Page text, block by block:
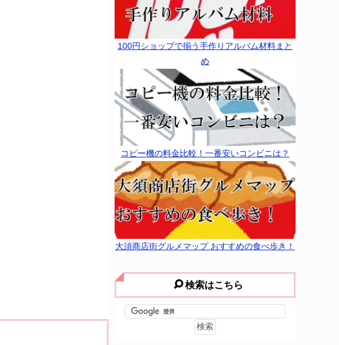
100円ショップで揃う手作りアルバム材料まと
め
コピー機の料金比較！一番安いコンビニは？
大須商店街グルメマップ おすすめの食べ歩き！
検索はこちら